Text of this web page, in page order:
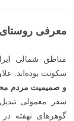
معرفی
مناطق شمالی
سکونت بوده‌اند.
و صمیمیت مردم
سفر معمولی
گوهرهای نهفته